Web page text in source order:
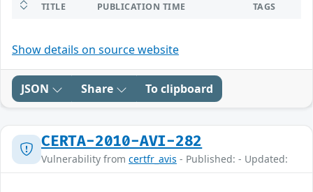
TITLE PUBLICATION TIME TAGS
Show details on source website
JSON Share To clipboard
CERTA-2010-AVI-282
Vulnerability from certfr_avis - Published: - Updated: